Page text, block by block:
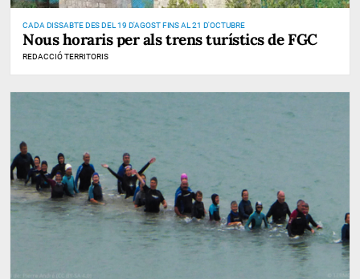
CADA DISSABTE DES DEL 19 D'AGOST FINS AL 21 D'OCTUBRE
Nous horaris per als trens turístics de FGC
REDACCIÓ TERRITORIS